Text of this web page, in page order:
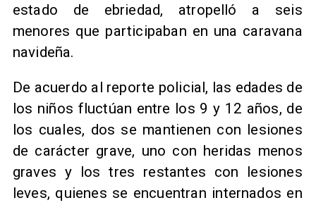
estado de ebriedad, atropelló a seis
menores que participaban en una caravana
navideña.
De acuerdo al reporte policial, las edades de
los niños fluctúan entre los 9 y 12 años, de
los cuales, dos se mantienen con lesiones
de carácter grave, uno con heridas menos
graves y los tres restantes con lesiones
leves, quienes se encuentran internados en